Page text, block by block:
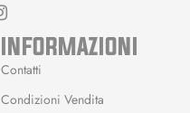
INFORMAZIONI
Contatti
Condizioni Vendita